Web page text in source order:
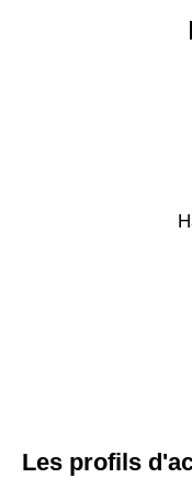
Les profils